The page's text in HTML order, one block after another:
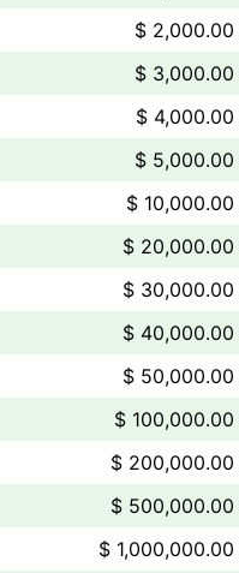
$ 2,000.00
$ 3,000.00
$ 4,000.00
$ 5,000.00
$ 10,000.00
$ 20,000.00
$ 30,000.00
$ 40,000.00
$ 50,000.00
$ 100,000.00
$ 200,000.00
$ 500,000.00
$ 1,000,000.00